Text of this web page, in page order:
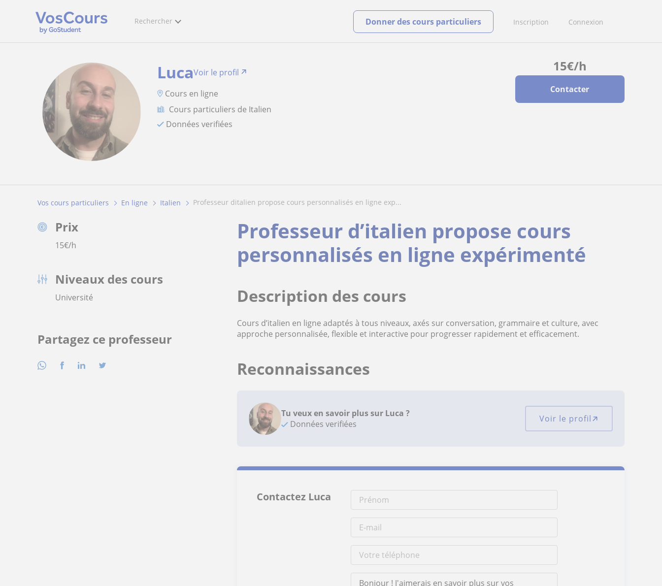
Rechercher Inscription Connexion
Donner des cours particuliers
15€/h
Contacter
LucaVoir le profil
Cours en ligne
Cours particuliers de Italien
Données verifiées
Vos cours particuliers En ligne Italien professeur ditalien propose cours personnalisés en ligne exp...
Prix
15€/h
Niveaux des cours
Université
Partagez ce professeur
Professeur d’italien propose cours
personnalisés en ligne expérimenté
Description des cours
Cours d’italien en ligne adaptés à tous niveaux, axés sur conversation, grammaire et culture, avec
approche personnalisée, flexible et interactive pour progresser rapidement et efficacement.
Reconnaissances
Tu veux en savoir plus sur Luca ?
Données verifiées
Voir le profil
Contactez Luca